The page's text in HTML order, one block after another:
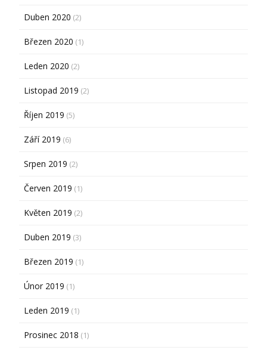
Duben 2020 (2)
Březen 2020 (1)
Leden 2020 (2)
Listopad 2019 (2)
Říjen 2019 (5)
Září 2019 (6)
Srpen 2019 (2)
Červen 2019 (1)
Květen 2019 (2)
Duben 2019 (3)
Březen 2019 (1)
Únor 2019 (1)
Leden 2019 (1)
Prosinec 2018 (1)